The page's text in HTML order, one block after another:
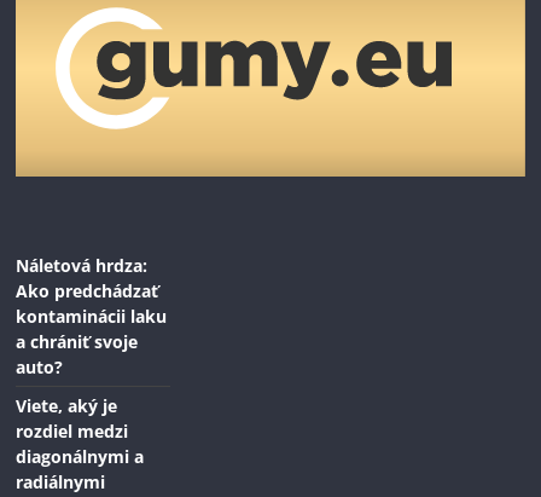
Náletová hrdza:
Ako predchádzať
kontaminácii laku
a chrániť svoje
auto?
Viete, aký je
rozdiel medzi
diagonálnymi a
radiálnymi